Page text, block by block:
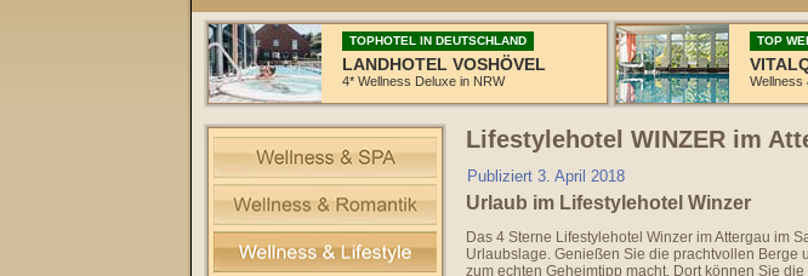
TOPHOTEL IN DEUTSCHLAND
LANDHOTEL VOSHÖVEL
4* Wellness Deluxe in NRW
TOP
Wellness
Lifestylehotel WINZER im
Publiziert 3. April 2018
Urlaub im Lifestylehotel Winzer
Das 4 Sterne Lifestylehotel Winzer im Attergau im
Urlaubslage. Genießen Sie die prachtvollen
zum echten Geheimtipp macht. Dort können Sie